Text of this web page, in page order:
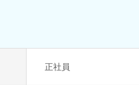
正社員